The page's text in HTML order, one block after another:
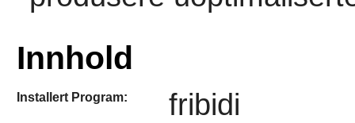
Innhold
Installert Program: fribidi